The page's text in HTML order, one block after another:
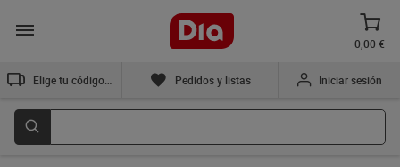
0,00 €
Pedidos y listas Iniciar sesión